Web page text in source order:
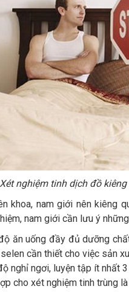
Xét nghiệm tinh dịch đồ
khoa, nam giới nên kiêng
nam giới cần lưu ý
ăn uống đầy đủ dưỡng
cần thiết cho việc sản
nghỉ ngơi, luyện tập ít nhất
cho xét nghiệm tinh trùng